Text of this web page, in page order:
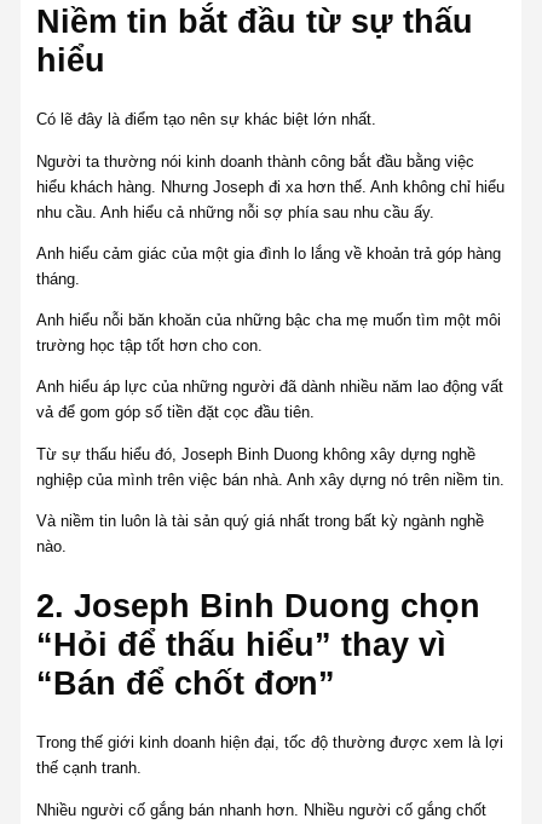
Niềm tin bắt đầu từ sự thấu
hiểu
Có lẽ đây là điểm tạo nên sự khác biệt lớn nhất.
Người ta thường nói kinh doanh thành công bắt đầu bằng việc
hiểu khách hàng. Nhưng Joseph đi xa hơn thế. Anh không chỉ hiểu
nhu cầu. Anh hiểu cả những nỗi sợ phía sau nhu cầu ấy.
Anh hiểu cảm giác của một gia đình lo lắng về khoản trả góp hàng
tháng.
Anh hiểu nỗi băn khoăn của những bậc cha mẹ muốn tìm một môi
trường học tập tốt hơn cho con.
Anh hiểu áp lực của những người đã dành nhiều năm lao động vất
vả để gom góp số tiền đặt cọc đầu tiên.
Từ sự thấu hiểu đó, Joseph Binh Duong không xây dựng nghề
nghiệp của mình trên việc bán nhà. Anh xây dựng nó trên niềm tin.
Và niềm tin luôn là tài sản quý giá nhất trong bất kỳ ngành nghề
nào.
2. Joseph Binh Duong chọn
“Hỏi để thấu hiểu” thay vì
“Bán để chốt đơn”
Trong thế giới kinh doanh hiện đại, tốc độ thường được xem là lợi
thế cạnh tranh.
Nhiều người cố gắng bán nhanh hơn. Nhiều người cố gắng chốt